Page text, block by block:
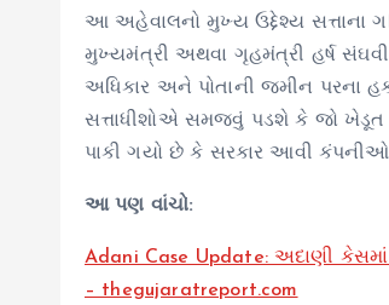
આ અહેવાલનો મુખ્ય ઉદ્દેશ્ય સત્તાના
મુખ્યમંત્રી અથવા ગૃહમંત્રી હર્ષ
અધિકાર અને પોતાની જમીન પરના
સત્તાધીશોએ સમજવું પડશે કે જો
પાકી ગયો છે કે સરકાર આવી
આ પણ વાંચો:
Adani Case Update: અદાણી કેસમાં
– thegujaratreport.com